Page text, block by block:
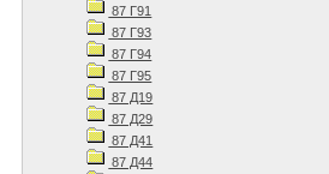
87 Г91
87 Г93
87 Г94
87 Г95
87 Д19
87 Д29
87 Д41
87 Д44